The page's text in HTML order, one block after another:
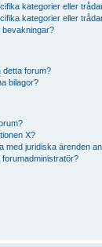
kategorier eller
kategorier eller
bevakningar?
detta forum?
bilagor?
X?
med juridiska ärenden